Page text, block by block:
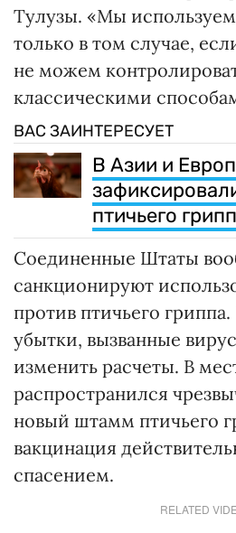
Тулузы. «Мы
только в том случае,
не можем
классическими
ВАС ЗАИНТЕРЕСУЕТ
В Азии и
птичьего
Соединенные Штаты
санкционируют
против птичьего
убытки, вызванные
изменить расчеты. В
распространился
новый штамм птичьего
вакцинация
спасением.
RELATED